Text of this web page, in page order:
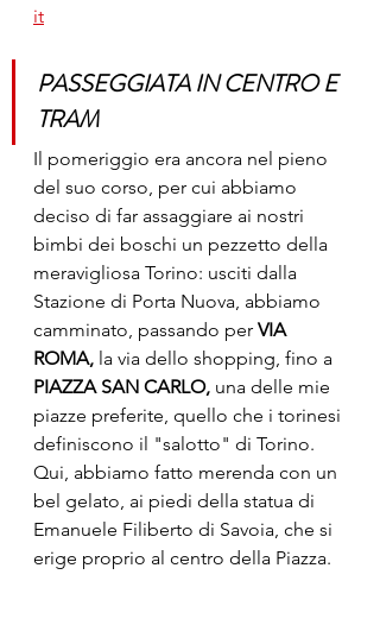
it
PASSEGGIATA IN CENTRO E
TRAM
Il pomeriggio era ancora nel pieno
del suo corso, per cui abbiamo
deciso di far assaggiare ai nostri
bimbi dei boschi un pezzetto della
meravigliosa Torino: usciti dalla
Stazione di Porta Nuova, abbiamo
camminato, passando per VIA
ROMA, la via dello shopping, fino a
PIAZZA SAN CARLO, una delle mie
piazze preferite, quello che i torinesi
definiscono il "salotto" di Torino.
Qui, abbiamo fatto merenda con un
bel gelato, ai piedi della statua di
Emanuele Filiberto di Savoia, che si
erige proprio al centro della Piazza.